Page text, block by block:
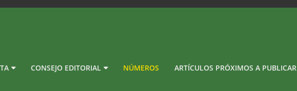
CONSEJO EDITORIAL NÚMEROS ARTÍCULOS PRÓXIMOS A PUBLICAR